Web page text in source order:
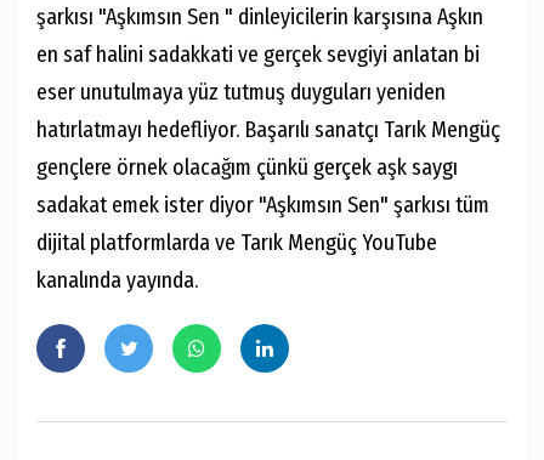
şarkısı "Aşkımsın Sen " dinleyicilerin karşısına Aşkın
en saf halini sadakkati ve gerçek sevgiyi anlatan bi
eser unutulmaya yüz tutmuş duyguları yeniden
hatırlatmayı hedefliyor. Başarılı sanatçı Tarık Mengüç
gençlere örnek olacağım çünkü gerçek aşk saygı
sadakat emek ister diyor "Aşkımsın Sen" şarkısı tüm
dijital platformlarda ve Tarık Mengüç YouTube
kanalında yayında.